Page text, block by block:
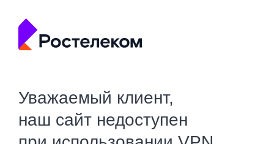
Уважаемый клиент,
наш сайт недоступен